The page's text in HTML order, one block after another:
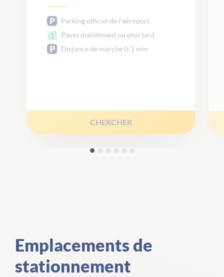
Parking officiel de l'aéroport
Payez maintenant ou plus tard
Distance de marche 0-1 min
CHERCHER
Emplacements de
stationnement